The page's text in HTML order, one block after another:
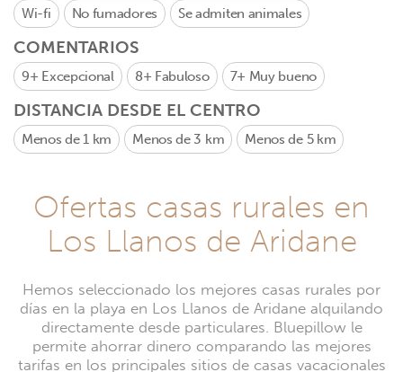
Wi-fi No fumadores Se admiten animales
COMENTARIOS
9+ Excepcional 8+ Fabuloso 7+ Muy bueno
DISTANCIA DESDE EL CENTRO
Menos de 1 km Menos de 3 km Menos de 5 km
Ofertas casas rurales en
Los Llanos de Aridane
Hemos seleccionado los mejores casas rurales por
días en la playa en Los Llanos de Aridane alquilando
directamente desde particulares. Bluepillow le
permite ahorrar dinero comparando las mejores
tarifas en los principales sitios de casas vacacionales